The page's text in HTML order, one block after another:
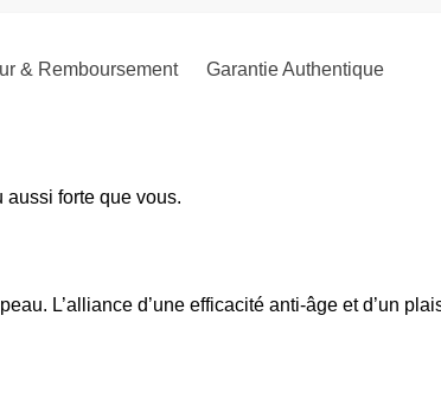
& Remboursement Garantie Authentique
forte que vous.
L’alliance d’une efficacité anti-âge et d’un